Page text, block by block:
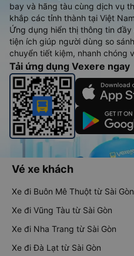
bay và hãng tàu cùng dịch vụ
khắp các tỉnh thành tại Việt
Ứng dụng hiển thị thông tin
tiện ích giúp người dùng so
chuyển tiết kiệm, nhanh chóng
Tải ứng dụng Vexere ngay
Vé xe khách
Xe đi Buôn Mê Thuột từ Sài Gòn
Xe đi Vũng Tàu từ Sài Gòn
Xe đi Nha Trang từ Sài Gòn
Xe đi Đà Lạt từ Sài Gòn